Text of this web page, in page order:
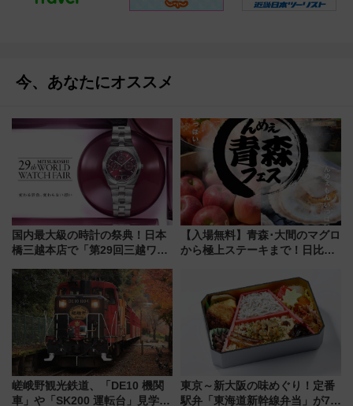
今、あなたにオススメ
国内最大級の時計の祭典！日本
橋三越本店で「第29回三越ワー
【2026年8月5日～25日】
【入場無料】青森･大間のマグロ
から極上ステーキまで！日比谷
人気フードフェス「肉祭」が同
時開催に！
嵯峨野観光鉄道、「DE10 機関
車」や「SK200 運転台」見学ツ
東京～新大阪の味めぐり！定番
駅弁「東海道新幹線弁当」が7月